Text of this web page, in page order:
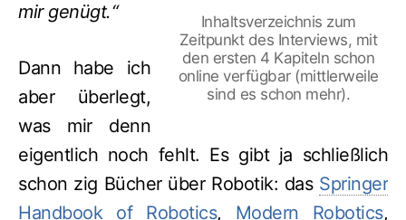
Inhaltsverzeichnis zum
Zeitpunkt des Interviews, mit
den ersten 4 Kapiteln schon
online verfügbar (mittlerweile
sind es schon mehr).
mir genügt.“
Dann habe ich
aber überlegt,
was mir denn
eigentlich noch fehlt. Es gibt ja schließlich
schon zig Bücher über Robotik: das Springer
Handbook of Robotics, Modern Robotics,